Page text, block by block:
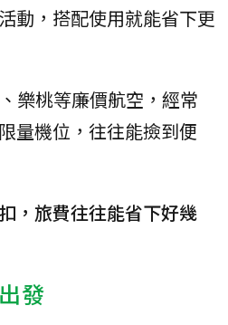
動，搭配使用就能省下更
樂桃等廉價航空，經常
量機位，往往能撿到便
，旅費往往能省下好幾
發